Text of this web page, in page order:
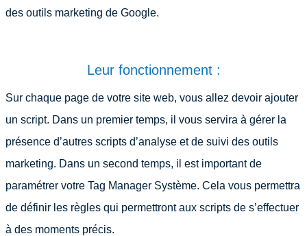
des outils marketing de Google.
Leur fonctionnement :
Sur chaque page de votre site web, vous allez devoir ajouter
un script. Dans un premier temps, il vous servira à gérer la
présence d’autres scripts d’analyse et de suivi des outils
marketing. Dans un second temps, il est important de
paramétrer votre Tag Manager Système. Cela vous permettra
de définir les règles qui permettront aux scripts de s’effectuer
à des moments précis.